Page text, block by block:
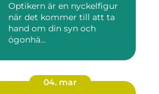
Optikern är en nyckelfigur
när det kommer till att ta
hand om din syn och
ögonhä...
04. mar